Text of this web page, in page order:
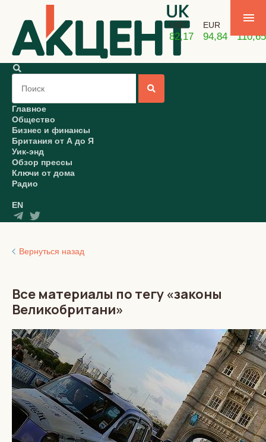
USD
82,17
EUR
94,84 110,65
Главное
Общество
Бизнес и финансы
Британия от А до Я
Уик-энд
Обзор прессы
Ключи от дома
Радио
EN
Вернуться назад
Все материалы по тегу «законы
Великобритани»